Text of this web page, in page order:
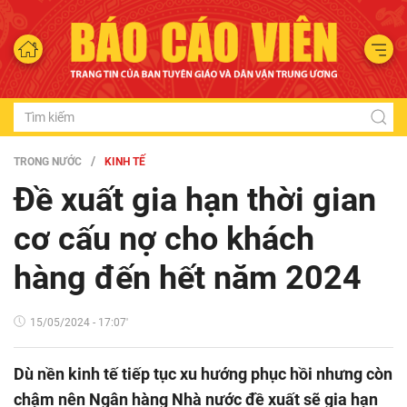
TRONG NƯỚC KINH TẾ
Đề xuất gia hạn thời gian
cơ cấu nợ cho khách
hàng đến hết năm 2024
15/05/2024 - 17:07'
Dù nền kinh tế tiếp tục xu hướng phục hồi nhưng còn
chậm nên Ngân hàng Nhà nước đề xuất sẽ gia hạn